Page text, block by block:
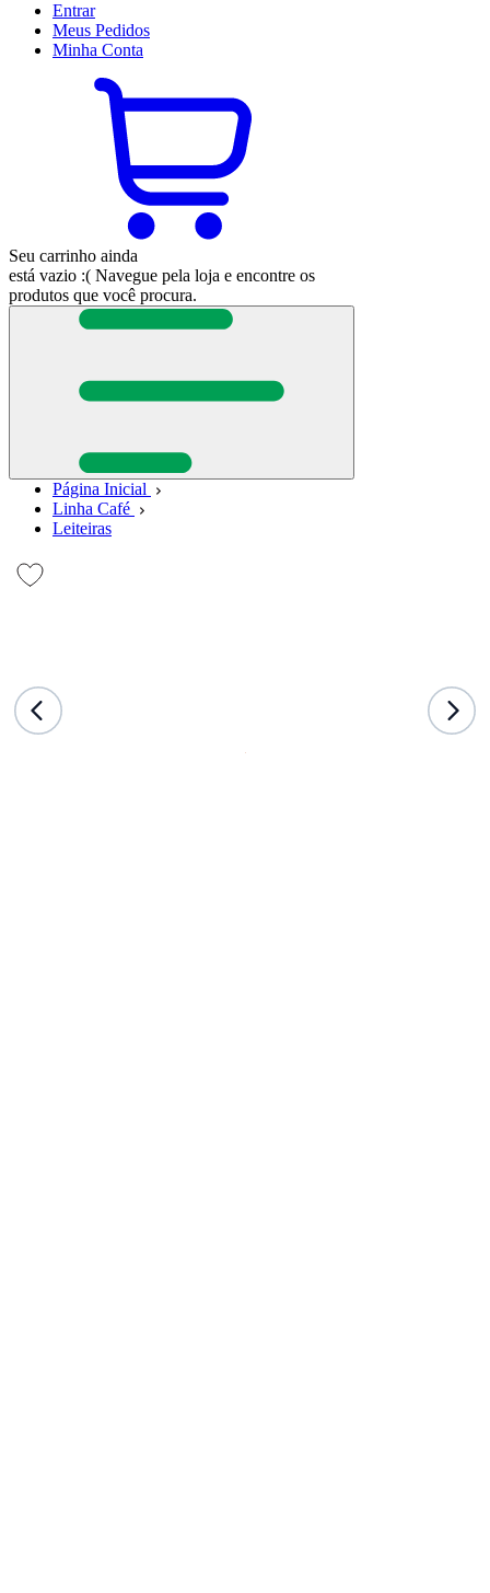
Entrar
Meus Pedidos
Minha Conta
Seu carrinho ainda
está vazio :( Navegue pela loja e encontre os
produtos que você procura.
Página Inicial
Linha Café
Leiteiras